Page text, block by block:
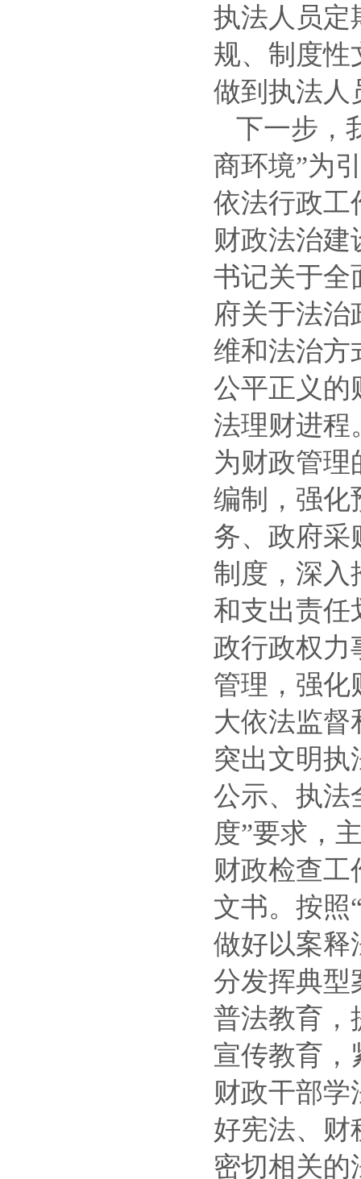
执法人员定
规、制度性
做到执法人
下一步，
商环境”为
依法行政工
财政法治
书记关于全
府关于法
维和法治方
公平正义的
法理财进程
为财政管理
编制，强化
务、政府采
制度，深入
和支出责任
政行政权力
管理，强化
大依法监督
突出文明执
公示、执法
度”要求，
财政检查
文书。按照
做好以案释
分发挥典型
普法教育，
宣传教育，
财政干部
好宪法、财
密切相关的